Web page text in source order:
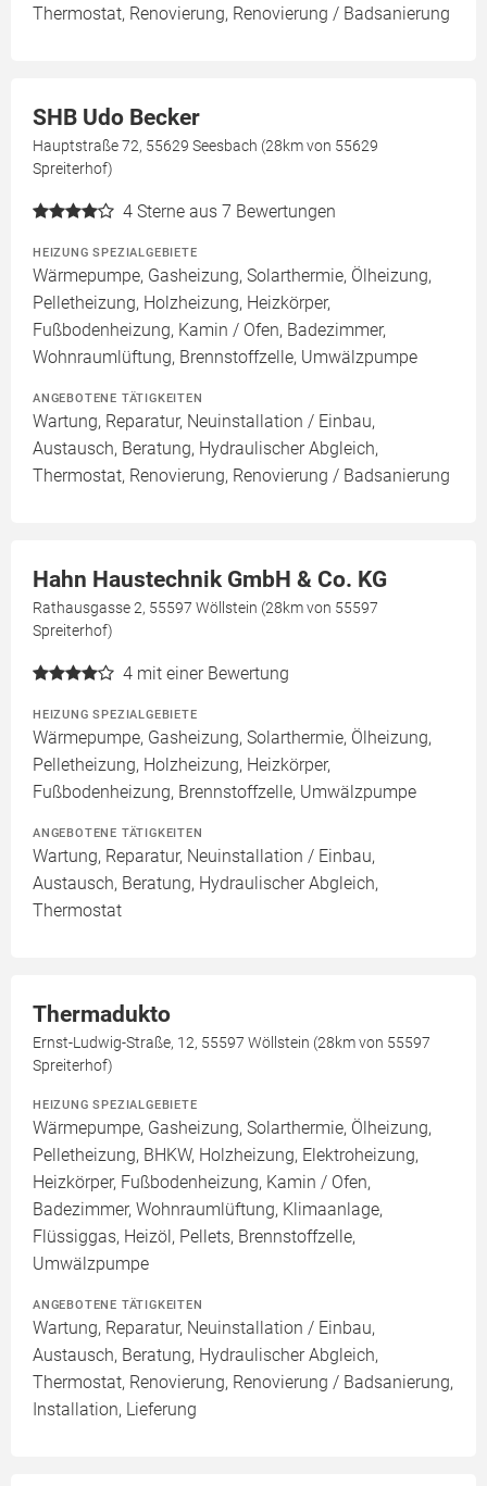
Thermostat, Renovierung, Renovierung / Badsanierung
SHB Udo Becker
Hauptstraße 72, 55629 Seesbach (28km von 55629
Spreiterhof)
4 Sterne aus 7 Bewertungen
HEIZUNG SPEZIALGEBIETE
Wärmepumpe, Gasheizung, Solarthermie, Ölheizung,
Pelletheizung, Holzheizung, Heizkörper,
Fußbodenheizung, Kamin / Ofen, Badezimmer,
Wohnraumlüftung, Brennstoffzelle, Umwälzpumpe
ANGEBOTENE TÄTIGKEITEN
Wartung, Reparatur, Neuinstallation / Einbau,
Austausch, Beratung, Hydraulischer Abgleich,
Thermostat, Renovierung, Renovierung / Badsanierung
Hahn Haustechnik GmbH & Co. KG
Rathausgasse 2, 55597 Wöllstein (28km von 55597
Spreiterhof)
4 mit einer Bewertung
HEIZUNG SPEZIALGEBIETE
Wärmepumpe, Gasheizung, Solarthermie, Ölheizung,
Pelletheizung, Holzheizung, Heizkörper,
Fußbodenheizung, Brennstoffzelle, Umwälzpumpe
ANGEBOTENE TÄTIGKEITEN
Wartung, Reparatur, Neuinstallation / Einbau,
Austausch, Beratung, Hydraulischer Abgleich,
Thermostat
Thermadukto
Ernst-Ludwig-Straße, 12, 55597 Wöllstein (28km von 55597
Spreiterhof)
HEIZUNG SPEZIALGEBIETE
Wärmepumpe, Gasheizung, Solarthermie, Ölheizung,
Pelletheizung, BHKW, Holzheizung, Elektroheizung,
Heizkörper, Fußbodenheizung, Kamin / Ofen,
Badezimmer, Wohnraumlüftung, Klimaanlage,
Flüssiggas, Heizöl, Pellets, Brennstoffzelle,
Umwälzpumpe
ANGEBOTENE TÄTIGKEITEN
Wartung, Reparatur, Neuinstallation / Einbau,
Austausch, Beratung, Hydraulischer Abgleich,
Thermostat, Renovierung, Renovierung / Badsanierung,
Installation, Lieferung